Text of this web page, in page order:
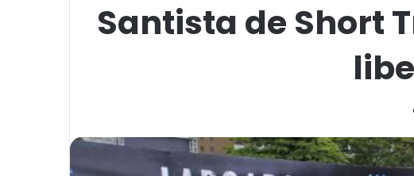
Santista de Short